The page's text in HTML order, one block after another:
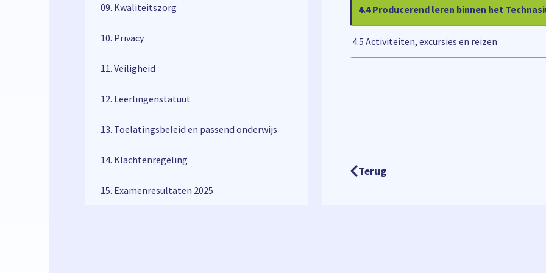
09. Kwaliteitszorg
10. Privacy
11. Veiligheid
12. Leerlingenstatuut
13. Toelatingsbeleid en passend onderwijs
14. Klachtenregeling
15. Examenresultaten 2025
4.4 Producerend leren binnen het
4.5 Activiteiten, excursies en reizen
Terug